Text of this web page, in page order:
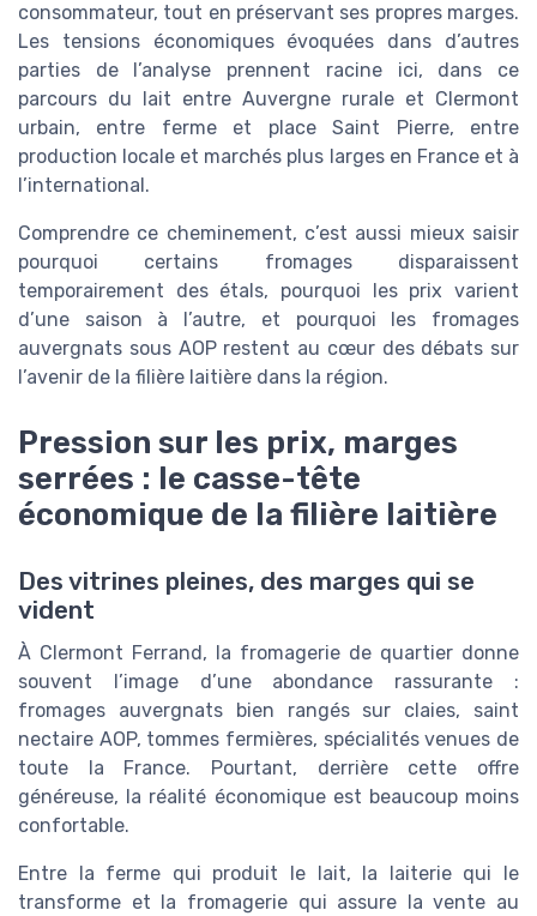
consommateur, tout en préservant ses propres marges.
Les tensions économiques évoquées dans d’autres
parties de l’analyse prennent racine ici, dans ce
parcours du lait entre Auvergne rurale et Clermont
urbain, entre ferme et place Saint Pierre, entre
production locale et marchés plus larges en France et à
l’international.
Comprendre ce cheminement, c’est aussi mieux saisir
pourquoi certains fromages disparaissent
temporairement des étals, pourquoi les prix varient
d’une saison à l’autre, et pourquoi les fromages
auvergnats sous AOP restent au cœur des débats sur
l’avenir de la filière laitière dans la région.
Pression sur les prix, marges
serrées : le casse-tête
économique de la filière laitière
Des vitrines pleines, des marges qui se
vident
À Clermont Ferrand, la fromagerie de quartier donne
souvent l’image d’une abondance rassurante :
fromages auvergnats bien rangés sur claies, saint
nectaire AOP, tommes fermières, spécialités venues de
toute la France. Pourtant, derrière cette offre
généreuse, la réalité économique est beaucoup moins
confortable.
Entre la ferme qui produit le lait, la laiterie qui le
transforme et la fromagerie qui assure la vente au